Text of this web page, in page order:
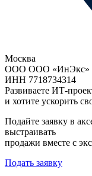
Москва
ООО ООО «ИнЭкс»
ИНН 7718734314
Развиваете ИТ-
и хотите ускорить
Подайте заявку в
выстраивать
продажи вместе с
Подать заявку